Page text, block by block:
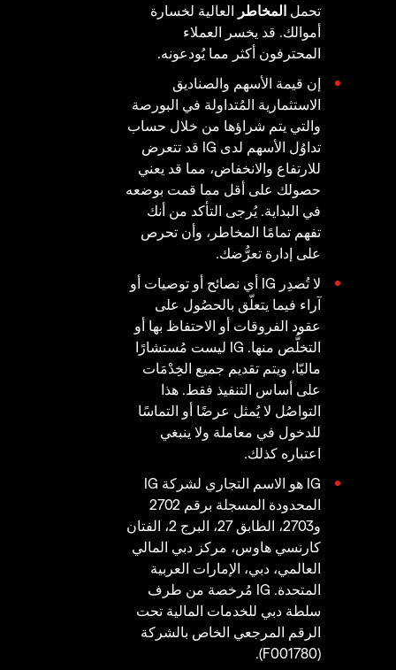
تحمل المخاطر العالية لخسارة
أموالك. قد يخسر العملاء
المحترفون أكثر مما يُودعونه.
إن قيمة الأسهم والصناديق
الاستثمارية المُتداولة في البورصة
والتي يتم شراؤها من خلال حساب
تداوُل الأسهم لدى IG قد تتعرض
للارتفاع والانخفاض، مما قد يعني
حصولك على أقل مما قمت بوضعه
في البداية. يُرجى التأكد من أنك
تفهم تمامًا المخاطر، وأن تحرص
على إدارة تعرُّضك.
لا تُصدِر IG أي نصائح أو توصيات أو
آراء فيما يتعلّق بالحصُول على
عقود الفروقات أو الاحتفاظ بها أو
التخلُّص منها. IG ليست مُستشارًا
ماليّا، ويتم تقديم جميع الخِدْمَات
على أساس التنفيذ فقط. هذا
التواصُل لا يُمثل عرضًا أو التماسًا
للدخول في معاملة ولا ينبغي
اعتباره كذلك.
IG هو الاسم التجاري لشركة IG
المحدودة المسجلة برقم 2702
و2703، الطابق 27، البرج 2، الفتان
كارنسي هاوس، مركز دبي المالي
العالمي، دبي، الإمارات العربية
المتحدة. IG مُرخصة من طرف
سلطة دبي للخدمات المالية تحت
الرقم المرجعي الخاص بالشركة
(F001780).